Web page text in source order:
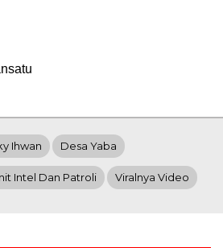
Ihwan Desa Yaba
Intel Dan Patroli Viralnya Video